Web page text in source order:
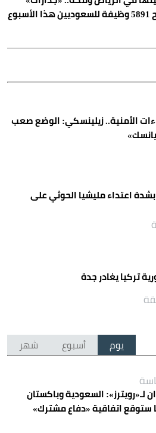
الأمنية.. زيلينسكي: الوضع صعب
بشدة اعتداء مليشيا الحوثي على
تركيا يغادر جدة
يوم أسبوع شهر
لـ«رويترز»: السعودية وباكستان
ستوقع اتفاقية «دفاع مشترك»